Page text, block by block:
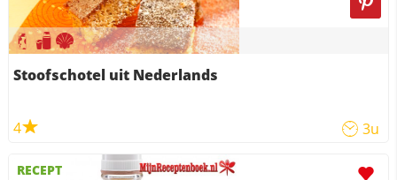
Stoofschotel uit Nederlands
4 3u
RECEPT